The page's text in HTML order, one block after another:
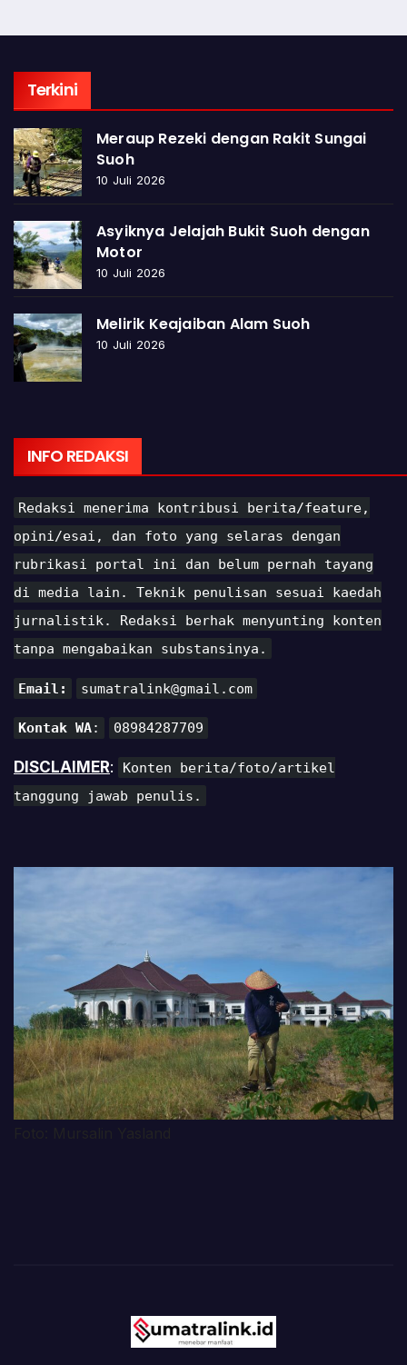
Terkini
Meraup Rezeki dengan Rakit Sungai
Suoh
10 Juli 2026
Asyiknya Jelajah Bukit Suoh dengan
Motor
10 Juli 2026
Melirik Keajaiban Alam Suoh
10 Juli 2026
INFO REDAKSI
Redaksi menerima kontribusi berita/feature,
opini/esai, dan foto yang selaras dengan
rubrikasi portal ini dan belum pernah tayang
di media lain. Teknik penulisan sesuai kaedah
jurnalistik. Redaksi berhak menyunting konten
tanpa mengabaikan substansinya.
Email: sumatralink@gmail.com
Kontak WA: 08984287709
DISCLAIMER:
Konten berita/foto/artikel
tanggung jawab penulis.